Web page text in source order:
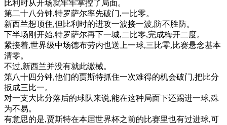
比利 时从开场就牢牢掌控了 局面。
第二十八分钟,特罗萨尔率先破门,一比零。
新西兰想顶住,但 比利 时的进攻一波接一波,防不胜防。
下半场刚 开始,特罗萨尔再下一城,二比零,完成梅开二度。
紧接着,世界级中场德布劳内也送上一球,三比零,比赛悬念基本
清零。
不过,新西兰并没有就此缴械。
第八十四分钟,他们的贾斯特抓住一次难得的机会破门,把比分
扳成三比一。
对一支大比分落后的球队来说,能在这种局面下还踢进一球,殊
为不易。
有意思的是,贾斯特在本届世界杯之前的比赛里也有过进球,可